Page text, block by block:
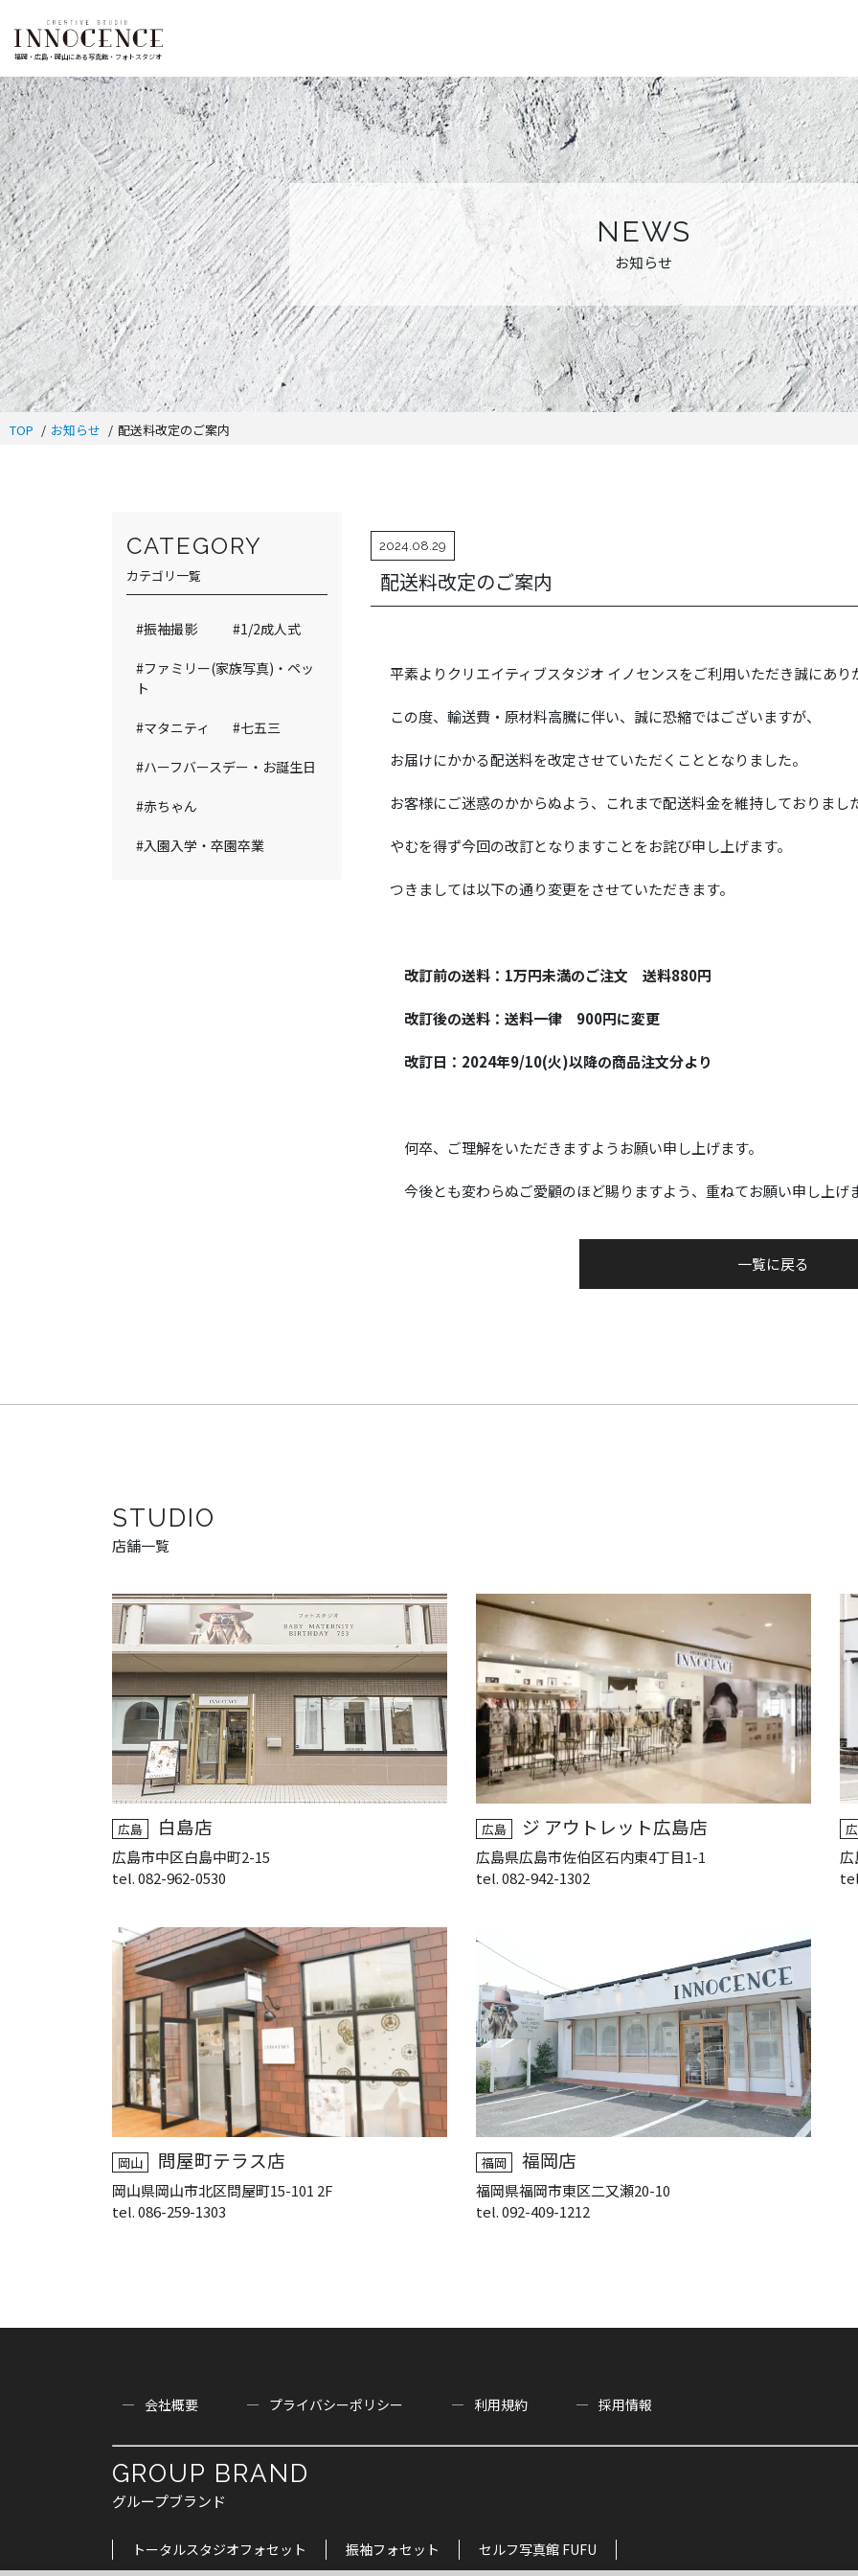
福岡・広島・岡山にある写真館・フォトスタジオ
NEWS
お知らせ
TOP お知らせ 配送料改定のご案内
2024.08.29
配送料改定のご案内
平素よりクリエイティブスタジオ イノセンスをご利用いただき誠にあり
この度、輸送費・原材料高騰に伴い、誠に恐縮ではございますが、
お届けにかかる配送料を改定させていただくこととなりました。
お客様にご迷惑のかからぬよう、これまで配送料金を維持しておりまし
やむを得ず今回の改訂となりますことをお詫び申し上げます。
つきましては以下の通り変更をさせていただきます。
改訂前の送料：1万円未満のご注文 送料880円
改訂後の送料： 送料一律 900円に変更
改訂日： 2024年9/10(火)以降の商品注文分より
何卒、ご理解をいただきますようお願い申し上げます。
今後とも変わらぬご愛顧のほど賜りますよう、重ねてお願い申し上げ
一覧に戻る
CATEGORY
カテゴリ一覧
#振袖撮影 #1/2成人式
#ファミリー(家族写真)・ペッ
ト
#マタニティ #七五三
#ハーフバースデー・お誕生日
#赤ちゃん
#入園入学・卒園卒業
STUDIO
店舗一覧
広島 白島店
広島市中区白島中町2-15
tel. 082-962-0530
広島 ジ アウトレット広島店
広島県広島市佐伯区石内東4丁目1-1
tel. 082-942-1302
岡山 問屋町テラス店
岡山県岡山市北区問屋町15-101 2F
tel. 086-259-1303
福岡 福岡店
福岡県福岡市東区二又瀬20-10
tel. 092-409-1212
会社概要 プライバシーポリシー 利用規約 採用情報
GROUP BRAND
グループブランド
トータルスタジオフォセット 振袖フォセット セルフ写真館 FUFU